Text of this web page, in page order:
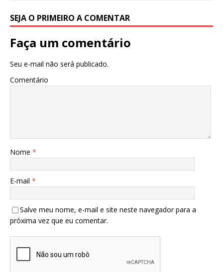
SEJA O PRIMEIRO A COMENTAR
Faça um comentário
Seu e-mail não será publicado.
Comentário
Nome *
E-mail *
Salve meu nome, e-mail e site neste navegador para a
próxima vez que eu comentar.